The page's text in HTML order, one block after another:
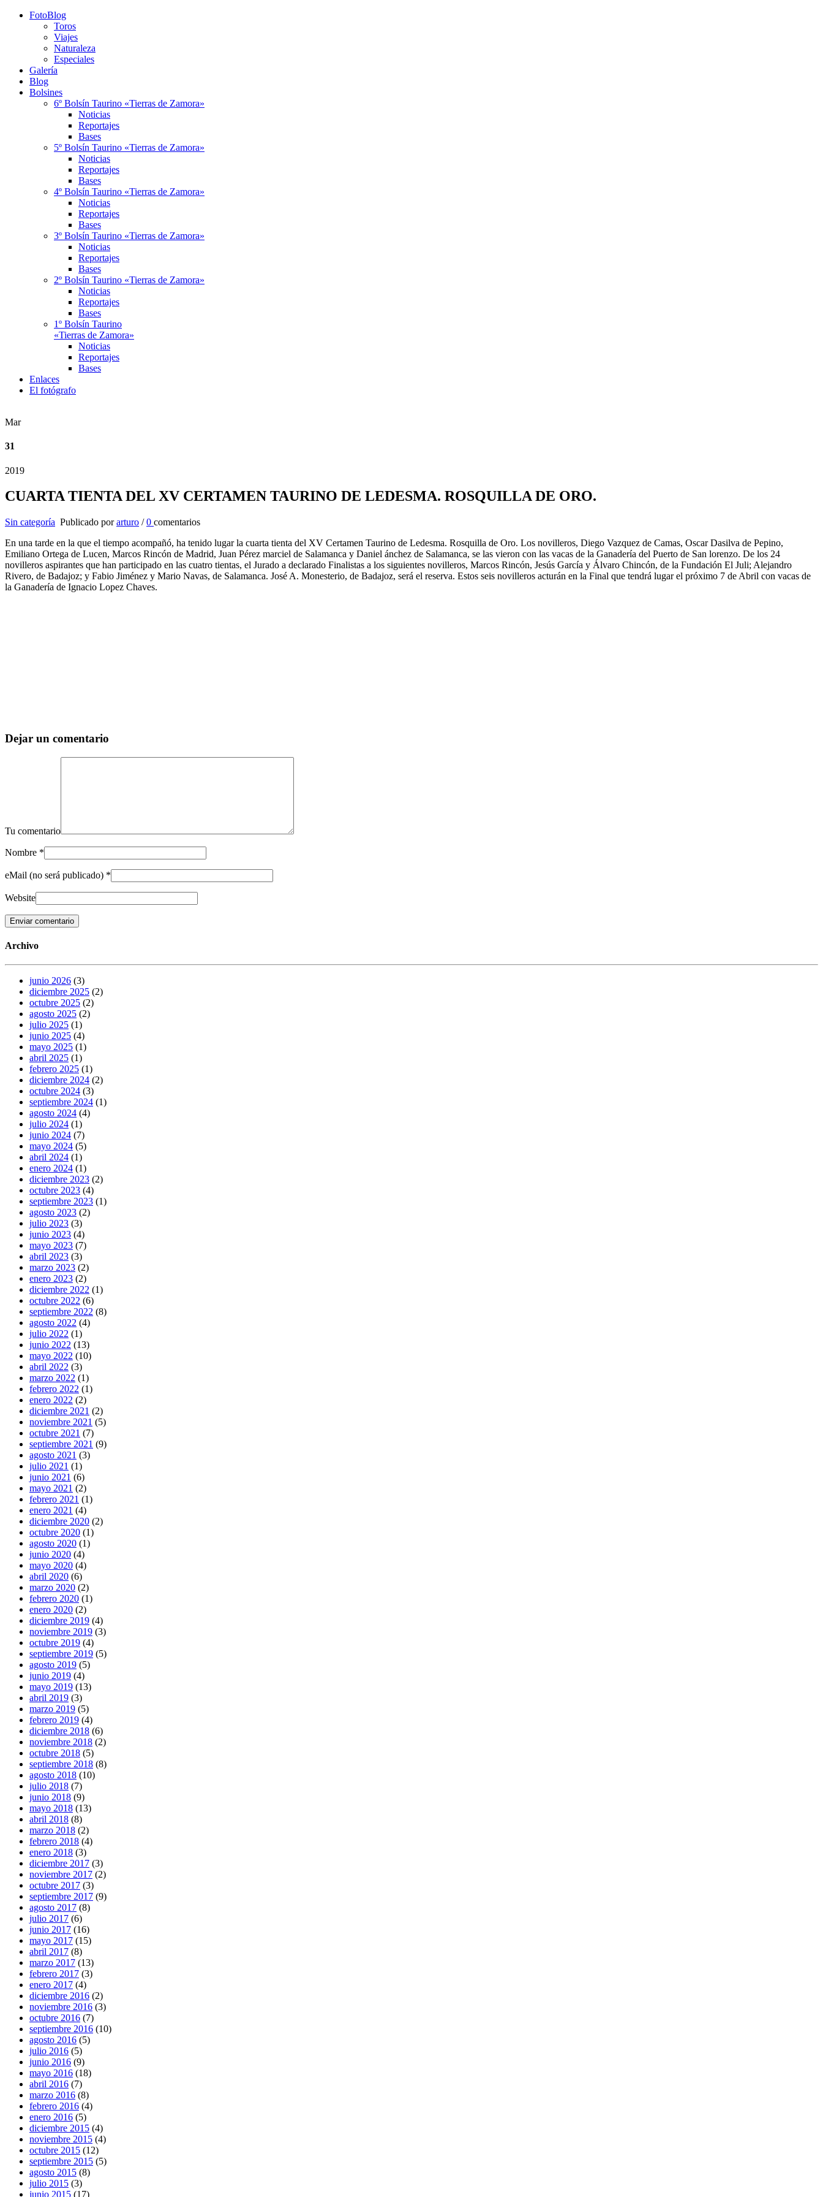
FotoBlog
Toros
Viajes
Naturaleza
Especiales
Galería
Blog
Bolsines
6º Bolsín Taurino «Tierras de Zamora»
Noticias
Reportajes
Bases
5º Bolsín Taurino «Tierras de Zamora»
Noticias
Reportajes
Bases
4º Bolsín Taurino «Tierras de Zamora»
Noticias
Reportajes
Bases
3º Bolsín Taurino «Tierras de Zamora»
Noticias
Reportajes
Bases
2º Bolsín Taurino «Tierras de Zamora»
Noticias
Reportajes
Bases
1º Bolsín Taurino
«Tierras de Zamora»
Noticias
Reportajes
Bases
Enlaces
El fotógrafo
Mar
31
2019
CUARTA TIENTA DEL XV CERTAMEN TAURINO DE LEDESMA. ROSQUILLA DE ORO.
Sin categoría Publicado porarturo /0 comentarios
En una tarde en la que el tiempo acompañó, ha tenido lugar la cuarta tienta del XV Certamen Taurino de Ledesma. Rosquilla de Oro. Los novilleros, Diego Vazquez de Camas, Oscar Dasilva de Pepino,
Emiliano Ortega de Lucen, Marcos Rincón de Madrid, Juan Pérez marciel de Salamanca y Daniel ánchez de Salamanca, se las vieron con las vacas de la Ganadería del Puerto de San lorenzo. De los 24
novilleros aspirantes que han participado en las cuatro tientas, el Jurado a declarado Finalistas a los siguientes novilleros, Marcos Rincón, Jesús García y Álvaro Chincón, de la Fundación El Juli; Alejandro
Rivero, de Badajoz; y Fabio Jiménez y Mario Navas, de Salamanca. José A. Monesterio, de Badajoz, será el reserva. Estos seis novilleros acturán en la Final que tendrá lugar el próximo 7 de Abril con vacas de
la Ganadería de Ignacio Lopez Chaves.
Dejar un comentario
Tu comentario
Nombre *
eMail (no será publicado) *
Website
Archivo
junio 2026 (3)
diciembre 2025 (2)
octubre 2025 (2)
agosto 2025 (2)
julio 2025 (1)
junio 2025 (4)
mayo 2025 (1)
abril 2025 (1)
febrero 2025 (1)
diciembre 2024 (2)
octubre 2024 (3)
septiembre 2024 (1)
agosto 2024 (4)
julio 2024 (1)
junio 2024 (7)
mayo 2024 (5)
abril 2024 (1)
enero 2024 (1)
diciembre 2023 (2)
octubre 2023 (4)
septiembre 2023 (1)
agosto 2023 (2)
julio 2023 (3)
junio 2023 (4)
mayo 2023 (7)
abril 2023 (3)
marzo 2023 (2)
enero 2023 (2)
diciembre 2022 (1)
octubre 2022 (6)
septiembre 2022 (8)
agosto 2022 (4)
julio 2022 (1)
junio 2022 (13)
mayo 2022 (10)
abril 2022 (3)
marzo 2022 (1)
febrero 2022 (1)
enero 2022 (2)
diciembre 2021 (2)
noviembre 2021 (5)
octubre 2021 (7)
septiembre 2021 (9)
agosto 2021 (3)
julio 2021 (1)
junio 2021 (6)
mayo 2021 (2)
febrero 2021 (1)
enero 2021 (4)
diciembre 2020 (2)
octubre 2020 (1)
agosto 2020 (1)
junio 2020 (4)
mayo 2020 (4)
abril 2020 (6)
marzo 2020 (2)
febrero 2020 (1)
enero 2020 (2)
diciembre 2019 (4)
noviembre 2019 (3)
octubre 2019 (4)
septiembre 2019 (5)
agosto 2019 (5)
junio 2019 (4)
mayo 2019 (13)
abril 2019 (3)
marzo 2019 (5)
febrero 2019 (4)
diciembre 2018 (6)
noviembre 2018 (2)
octubre 2018 (5)
septiembre 2018 (8)
agosto 2018 (10)
julio 2018 (7)
junio 2018 (9)
mayo 2018 (13)
abril 2018 (8)
marzo 2018 (2)
febrero 2018 (4)
enero 2018 (3)
diciembre 2017 (3)
noviembre 2017 (2)
octubre 2017 (3)
septiembre 2017 (9)
agosto 2017 (8)
julio 2017 (6)
junio 2017 (16)
mayo 2017 (15)
abril 2017 (8)
marzo 2017 (13)
febrero 2017 (3)
enero 2017 (4)
diciembre 2016 (2)
noviembre 2016 (3)
octubre 2016 (7)
septiembre 2016 (10)
agosto 2016 (5)
julio 2016 (5)
junio 2016 (9)
mayo 2016 (18)
abril 2016 (7)
marzo 2016 (8)
febrero 2016 (4)
enero 2016 (5)
diciembre 2015 (4)
noviembre 2015 (4)
octubre 2015 (12)
septiembre 2015 (5)
agosto 2015 (8)
julio 2015 (3)
junio 2015 (17)